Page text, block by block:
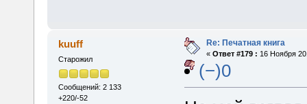
kuuff
Старожил
Сообщений: 2 133
+220/-52
Re: Печатная книга
« Ответ #179 : 16 Ноября
(−)0